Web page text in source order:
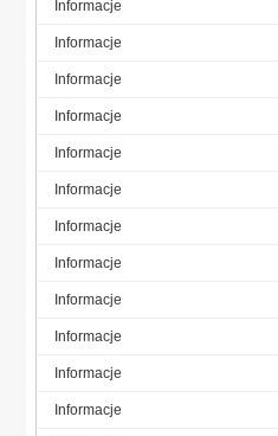
Informacje
Informacje
Informacje
Informacje
Informacje
Informacje
Informacje
Informacje
Informacje
Informacje
Informacje
Informacje